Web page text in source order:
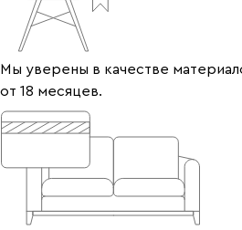
Мы уверены в качестве
от 18 месяцев.